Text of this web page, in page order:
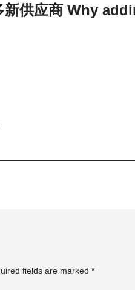
供应商 Why
fields are marked *